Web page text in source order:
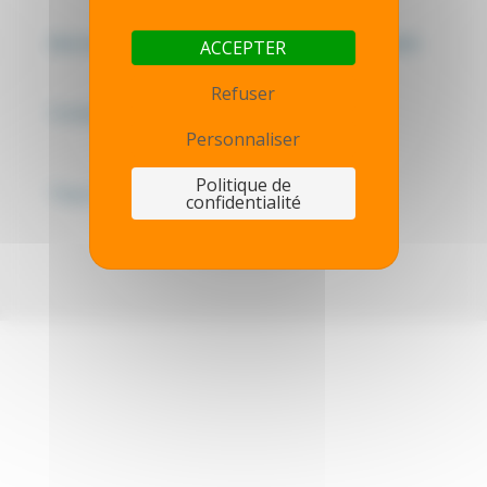
Mentions légales - Politique de confidentialité
ACCEPTER
Refuser
Personnaliser
Politique de
confidentialité